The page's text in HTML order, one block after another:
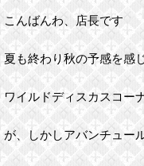
こんばんわ、店長です
夏も終わり秋の予感を感
ワイルドディスカスコー
が、しかしアバンチュー